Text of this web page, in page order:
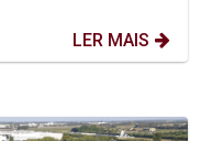
LER MAIS